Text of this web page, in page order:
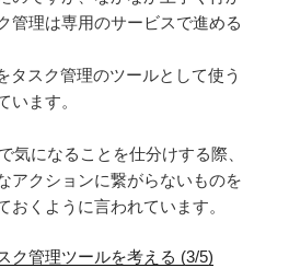
管理は専用のサービスで進める
タスク管理のツールとして使う
います。
気になることを仕分けする際、
アクションに繋がらないものを
おくように言われています。
ク管理ツールを考える (3/5)